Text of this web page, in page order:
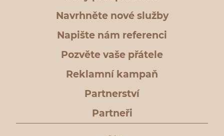
Navrhněte nové služby
Napište nám referenci
Pozvěte vaše přátele
Reklamní kampaň
Partnerství
Partneři